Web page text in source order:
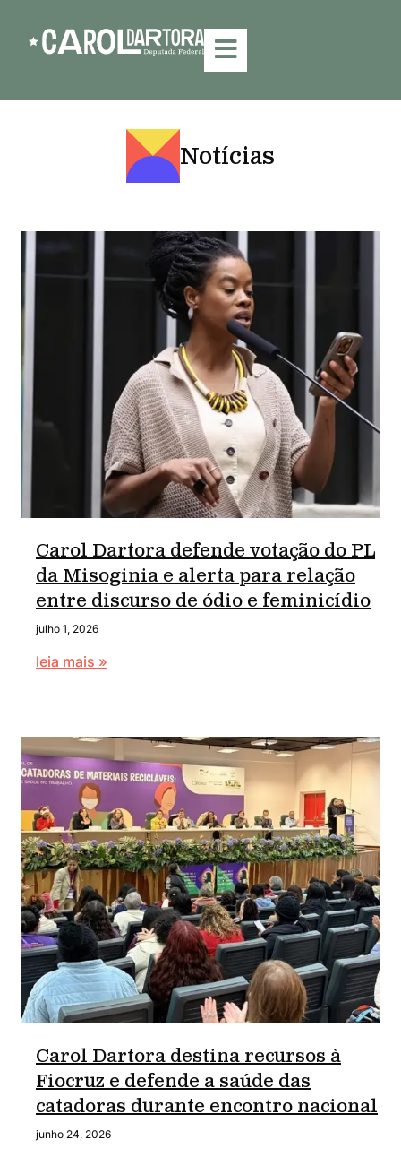
Notícias
Carol Dartora defende votação do PL
da Misoginia e alerta para relação
entre discurso de ódio e feminicídio
julho 1, 2026
leia mais »
Carol Dartora destina recursos à
Fiocruz e defende a saúde das
catadoras durante encontro nacional
junho 24, 2026